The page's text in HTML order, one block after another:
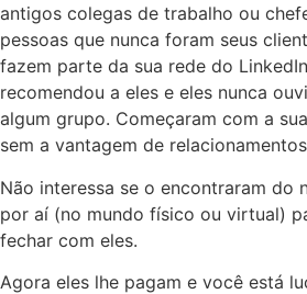
antigos colegas de trabalho ou
pessoas que nunca foram seus
fazem parte da sua rede do
recomendou a eles e eles nunca
algum grupo. Começaram com a
sem a vantagem de
Não interessa se o encontraram do
por aí (no mundo físico ou virtual)
fechar com eles.
Agora eles lhe pagam e você está